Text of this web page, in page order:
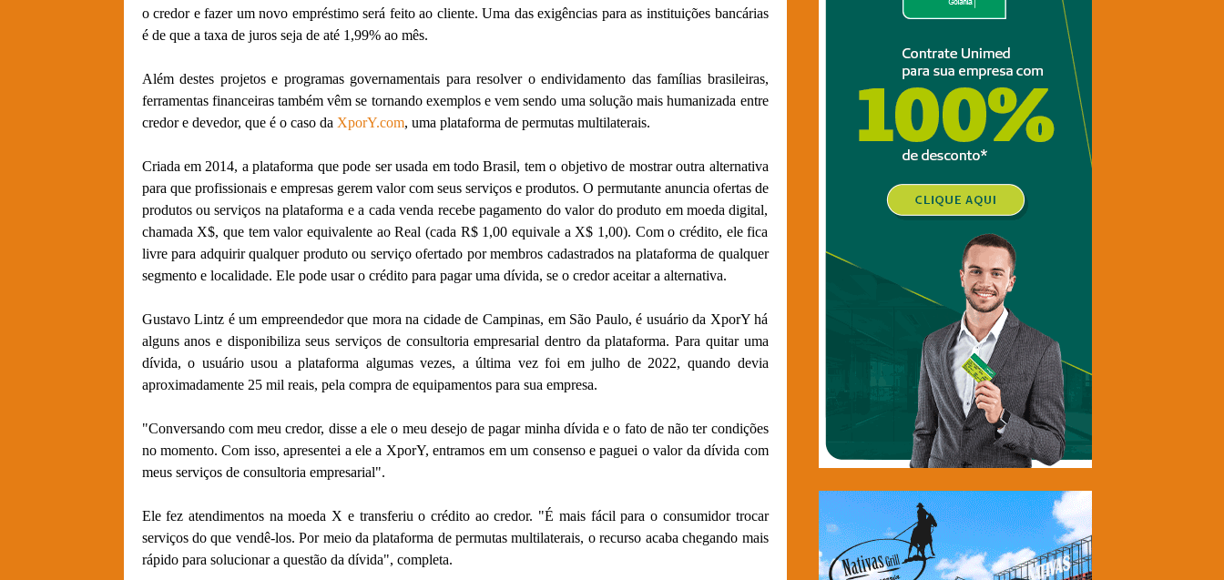
o credor e fazer um novo empréstimo será feito ao cliente. Uma das exigências para as instituições bancárias
é de que a taxa de juros seja de até 1,99% ao mês.
Além destes projetos e programas governamentais para resolver o endividamento das famílias brasileiras,
ferramentas financeiras também vêm se tornando exemplos e vem sendo uma solução mais humanizada entre
credor e devedor, que é o caso da XporY.com, uma plataforma de permutas multilaterais.
Criada em 2014, a plataforma que pode ser usada em todo Brasil, tem o objetivo de mostrar outra alternativa
para que profissionais e empresas gerem valor com seus serviços e produtos. O permutante anuncia ofertas de
produtos ou serviços na plataforma e a cada venda recebe pagamento do valor do produto em moeda digital,
chamada X$, que tem valor equivalente ao Real (cada R$ 1,00 equivale a X$ 1,00). Com o crédito, ele fica
livre para adquirir qualquer produto ou serviço ofertado por membros cadastrados na plataforma de qualquer
segmento e localidade. Ele pode usar o crédito para pagar uma dívida, se o credor aceitar a alternativa.
Gustavo Lintz é um empreendedor que mora na cidade de Campinas, em São Paulo, é usuário da XporY há
alguns anos e disponibiliza seus serviços de consultoria empresarial dentro da plataforma. Para quitar uma
dívida, o usuário usou a plataforma algumas vezes, a última vez foi em julho de 2022, quando devia
aproximadamente 25 mil reais, pela compra de equipamentos para sua empresa.
"Conversando com meu credor, disse a ele o meu desejo de pagar minha dívida e o fato de não ter condições
no momento. Com isso, apresentei a ele a XporY, entramos em um consenso e paguei o valor da dívida com
meus serviços de consultoria empresarial".
Ele fez atendimentos na moeda X e transferiu o crédito ao credor. "É mais fácil para o consumidor trocar
serviços do que vendê-los. Por meio da plataforma de permutas multilaterais, o recurso acaba chegando mais
rápido para solucionar a questão da dívida", completa.